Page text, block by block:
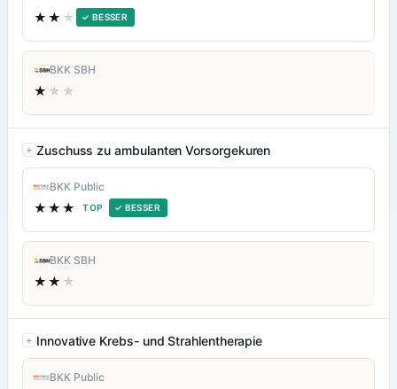
★★ ★ ✓ BESSER
BKK SBH
★ ★★
Zuschuss zu ambulanten Vorsorgekuren
BKK Public
★★★ TOP ✓ BESSER
BKK SBH
★★ ★
Innovative Krebs- und Strahlentherapie
BKK Public